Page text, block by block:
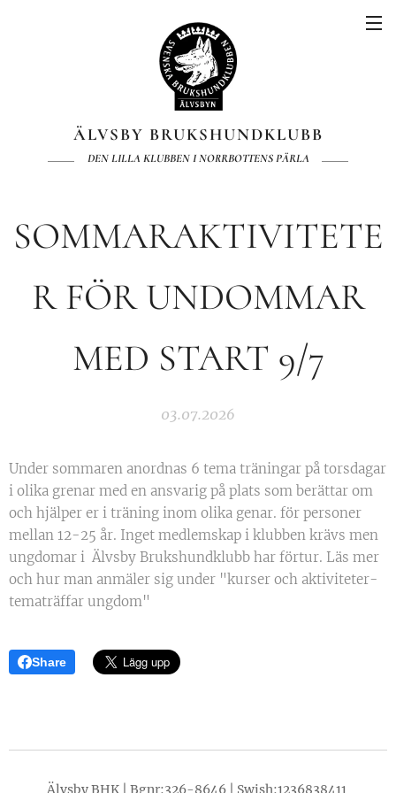
ÄLVSBY BRUKSHUNDKLUBB
DEN LILLA KLUBBEN I NORRBOTTENS PÄRLA
SOMMARAKTIVITETE
R FÖR UNDOMMAR
MED START 9/7
03.07.2026
Under sommaren anordnas 6 tema träningar på torsdagar
i olika grenar med en ansvarig på plats som berättar om
och hjälper er i träning inom olika genar. för personer
mellan 12-25 år. Inget medlemskap i klubben krävs men
ungdomar i Älvsby Brukshundklubb har förtur. Läs mer
och hur man anmäler sig under "kurser och aktiviteter-
tematräffar ungdom"
Share
Älvsby BHK | Bgnr:326-8646 | Swish:1236838411